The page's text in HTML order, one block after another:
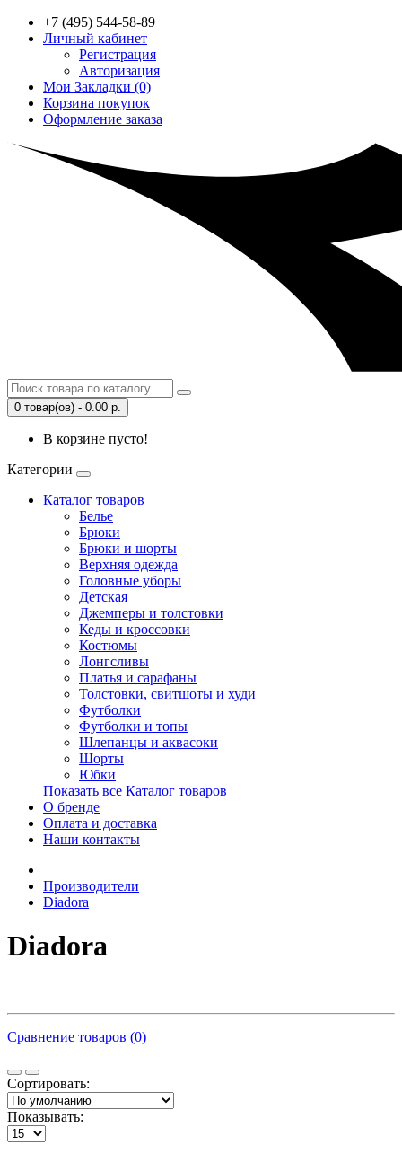
+7 (495) 544-58-89
Личный кабинет
Регистрация
Авторизация
Мои Закладки (0)
Корзина покупок
Оформление заказа
0 товар(ов) - 0.00 р.
В корзине пусто!
Категории
Каталог товаров
Белье
Брюки
Брюки и шорты
Верхняя одежда
Головные уборы
Детская
Джемперы и толстовки
Кеды и кроссовки
Костюмы
Лонгсливы
Платья и сарафаны
Толстовки, свитшоты и худи
Футболки
Футболки и топы
Шлепанцы и аквасоки
Шорты
Юбки
Показать все Каталог товаров
О бренде
Оплата и доставка
Наши контакты
Производители
Diadora
Diadora
Сравнение товаров (0)
Сортировать:
Показывать: